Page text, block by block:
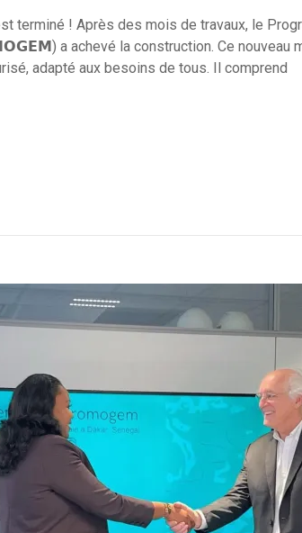
terminé ! Après des mois de travaux, le
a achevé la construction. Ce nouveau
adapté aux besoins de tous. Il comprend